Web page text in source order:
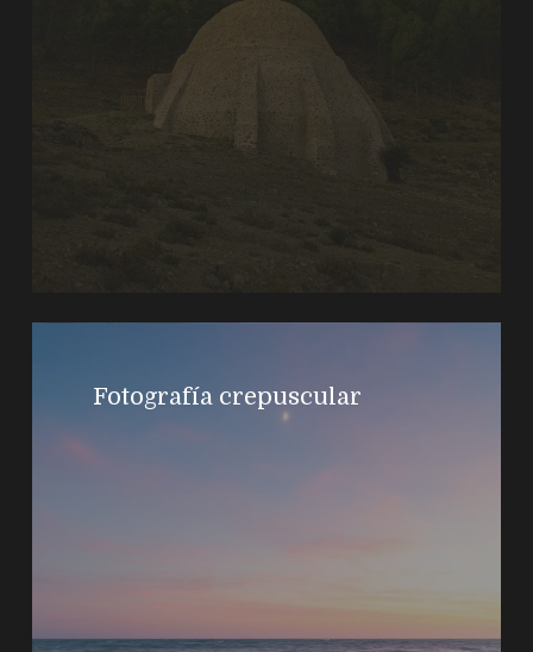
Fotografía crepuscular